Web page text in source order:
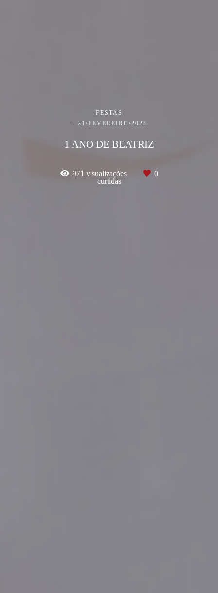
FESTAS
21/FEVEREIRO/2024
1 ANO DE BEATRIZ
971 visualizações
0
curtidas